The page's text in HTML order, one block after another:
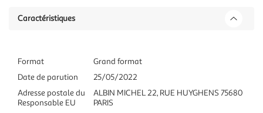
Caractéristiques
Format
Grand format
Date de parution
25/05/2022
Adresse postale du
Responsable EU
ALBIN MICHEL 22, RUE HUYGHENS 75680
PARIS